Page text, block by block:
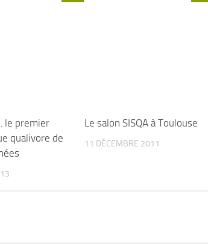
le premier
qualivore de
Le salon SISQA à Toulouse
11 DÉCEMBRE 2011